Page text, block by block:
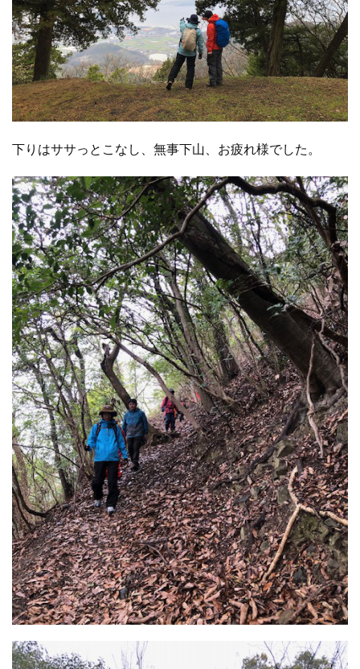
下りはササっとこなし、無事下山、お疲れ様でした。